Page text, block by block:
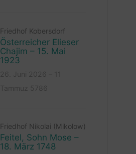
Friedhof Kobersdorf
Österreicher Elieser
Chajim – 15. Mai
1923
Friedhof Nikolai (Mikolow)
Feitel, Sohn Mose –
18. März 1748